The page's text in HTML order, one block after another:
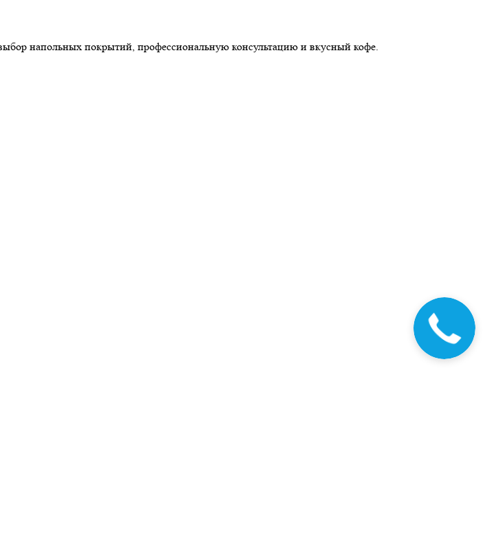
напольных покрытий, профессиональную консультацию и вкусный кофе.